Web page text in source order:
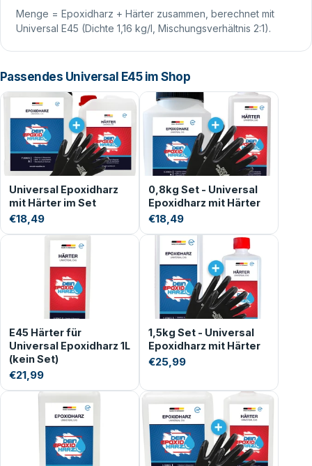
Menge = Epoxidharz + Härter zusammen, berechnet mit
Universal E45 (Dichte 1,16 kg/l, Mischungsverhältnis 2:1).
Passendes Universal E45 im Shop
Universal Epoxidharz
mit Härter im Set
€18,49
0,8kg Set - Universal
Epoxidharz mit Härter
€18,49
E45 Härter für
Universal Epoxidharz 1L
(kein Set)
€21,99
1,5kg Set - Universal
Epoxidharz mit Härter
€25,99